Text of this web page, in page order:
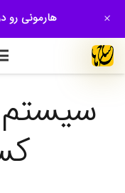
هارمونی رو +